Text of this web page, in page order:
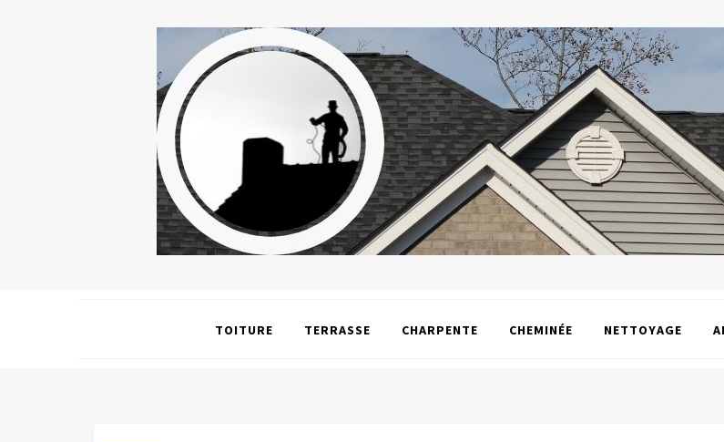
TOITURE TERRASSE CHARPENTE CHEMINÉE NETTOYAGE